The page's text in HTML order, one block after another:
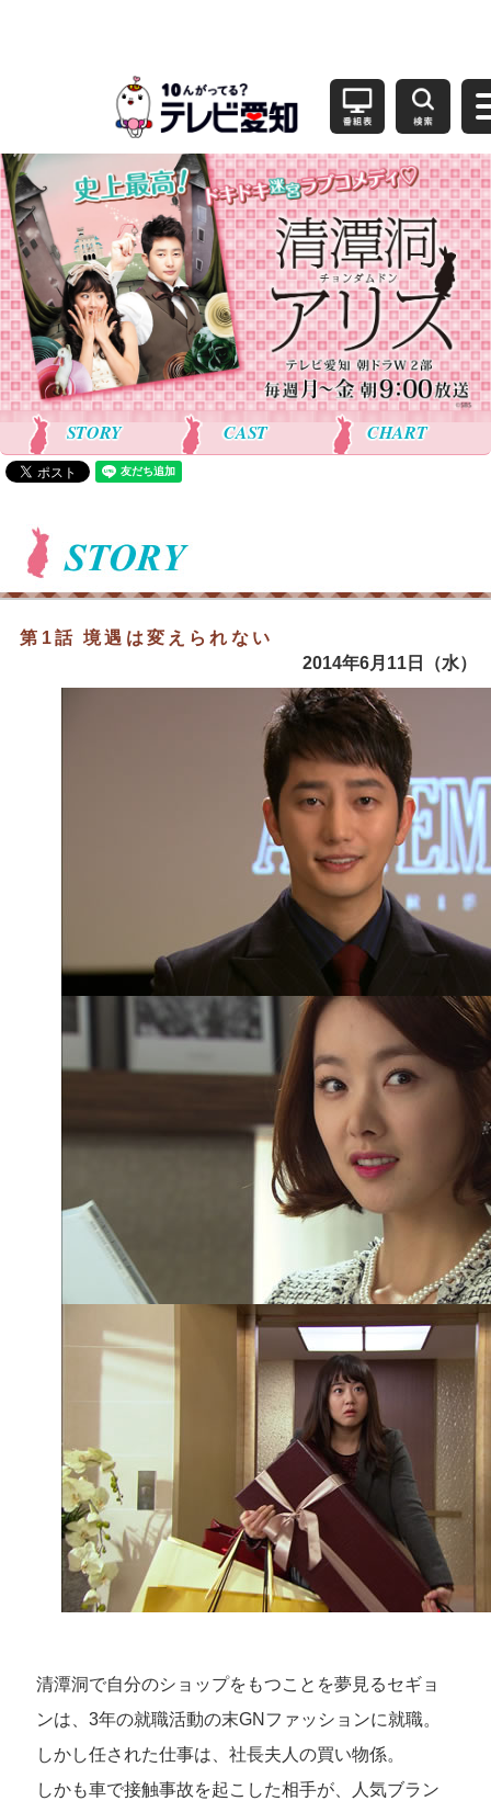
STORY CAST CHART
第1話 境遇は変えられない
2014年6月11日（水）
清潭洞で自分のショップをもつことを夢見るセギョ
ンは、3年の就職活動の末GNファッションに就職。
しかし任された仕事は、社長夫人の買い物係。
しかも車で接触事故を起こした相手が、人気ブラン